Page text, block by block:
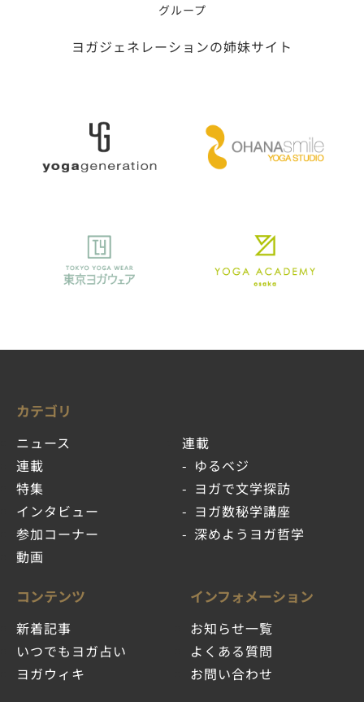
グループ
ヨガジェネレーションの姉妹サイト
カテゴリ
ニュース
連載
特集
インタビュー
参加コーナー
動画
連載
ゆるベジ
ヨガで文学探訪
ヨガ数秘学講座
深めようヨガ哲学
コンテンツ
新着記事
いつでもヨガ占い
ヨガウィキ
インフォメーション
お知らせ一覧
よくある質問
お問い合わせ